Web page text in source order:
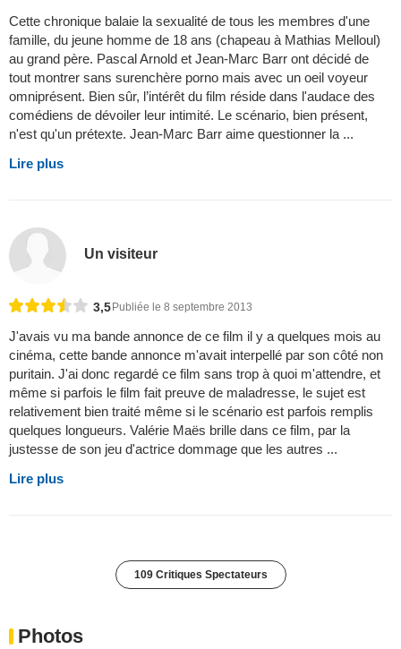
Cette chronique balaie la sexualité de tous les membres d'une
famille, du jeune homme de 18 ans (chapeau à Mathias Melloul)
au grand père. Pascal Arnold et Jean-Marc Barr ont décidé de
tout montrer sans surenchère porno mais avec un oeil voyeur
omniprésent. Bien sûr, l’intérêt du film réside dans l'audace des
comédiens de dévoiler leur intimité. Le scénario, bien présent,
n'est qu'un prétexte. Jean-Marc Barr aime questionner la ...
Lire plus
Un visiteur
3,5 Publiée le 8 septembre 2013
J'avais vu ma bande annonce de ce film il y a quelques mois au
cinéma, cette bande annonce m'avait interpellé par son côté non
puritain. J'ai donc regardé ce film sans trop à quoi m'attendre, et
même si parfois le film fait preuve de maladresse, le sujet est
relativement bien traité même si le scénario est parfois remplis
quelques longueurs. Valérie Maës brille dans ce film, par la
justesse de son jeu d'actrice dommage que les autres ...
Lire plus
109 Critiques Spectateurs
Photos